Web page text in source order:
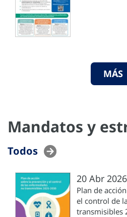
MÁS
Mandatos y
Todos
20 Abr 2026
Plan de
el control de
transmisibles